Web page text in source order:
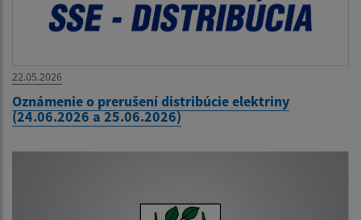
22.05.2026
Oznámenie o prerušení distribúcie elektriny
(24.06.2026 a 25.06.2026)